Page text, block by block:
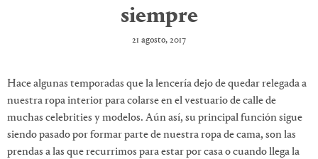
siempre
21 agosto, 2017
Hace algunas temporadas que la lencería dejo de quedar relegada a
nuestra ropa interior para colarse en el vestuario de calle de
muchas celebrities y modelos. Aún así, su principal función sigue
siendo pasado por formar parte de nuestra ropa de cama, son las
prendas a las que recurrimos para estar por casa o cuando llega la